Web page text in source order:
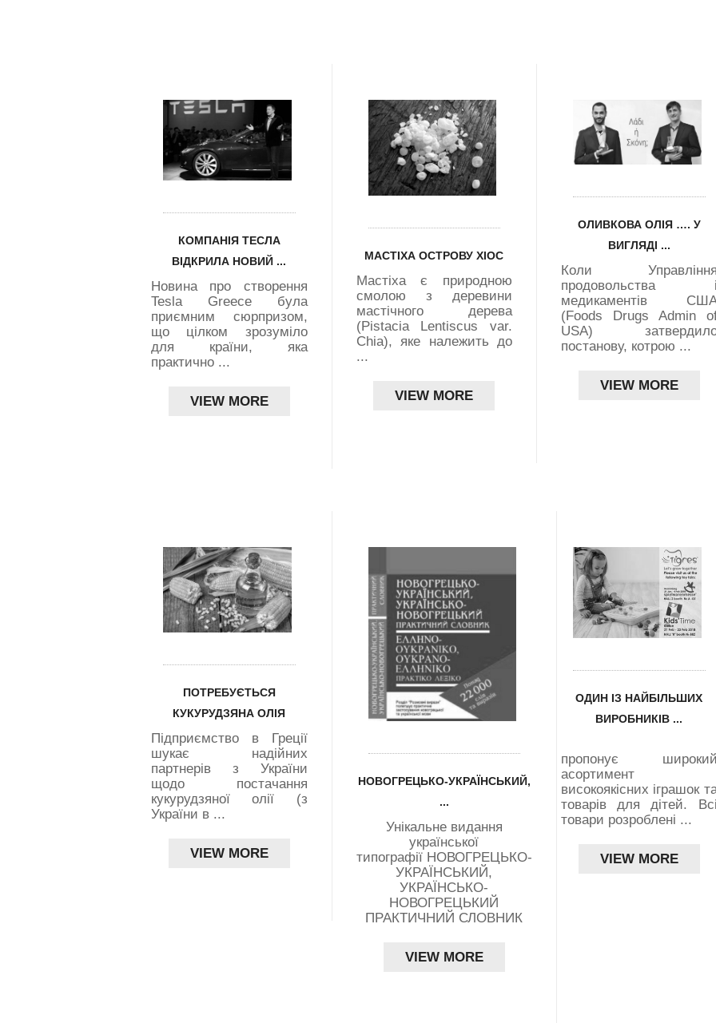
КОМПАНІЯ ТЕСЛА
ВІДКРИЛА НОВИЙ ...
Новина про створення
Tesla Greece була
приємним сюрпризом,
що цілком зрозуміло
для країни, яка
практично ...
VIEW MORE
МАСТІХА ОСТРОВУ ХІОС
Мастіха є природною
смолою з деревини
мастічного дерева
(Pistacia Lentiscus var.
Chia), яке належить до
...
VIEW MORE
ОЛИВКОВА ОЛІЯ …. У
ВИГЛЯДІ ...
Коли Управління
продовольства і
медикаментів
(Foods Drugs Admin
USA)
постанову, котрою ...
VIEW MORE
ПОТРЕБУЄТЬСЯ
КУКУРУДЗЯНА ОЛІЯ
Підприємство в Греції
шукає надійних
партнерів з України
щодо постачання
кукурудзяної олії (з
України в ...
VIEW MORE
НОВОГРЕЦЬКО-УКРАЇНСЬКИЙ,
...
Унікальне видання
української
типографії НОВОГРЕЦЬКО-
УКРАЇНСЬКИЙ,
УКРАЇНСЬКО-
НОВОГРЕЦЬКИЙ
ПРАКТИЧНИЙ СЛОВНИК
VIEW MORE
ОДИН ІЗ НАЙБІЛЬШИХ
ВИРОБНИКІВ ...
пропонує широкий
асортимент
високоякісних іграшок
товарів для дітей. Всі
товари розроблені ...
VIEW MORE